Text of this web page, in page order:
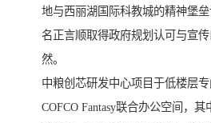
地与西丽湖国际科教城的精神堡
名正言顺取得政府规划认可与宣
然。
中粮创芯研发中心项目于低楼层
COFCO Fantasy联合办公空间，